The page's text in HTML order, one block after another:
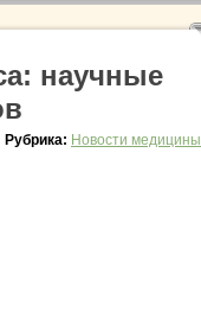
научные
Рубрика: Новости медицины